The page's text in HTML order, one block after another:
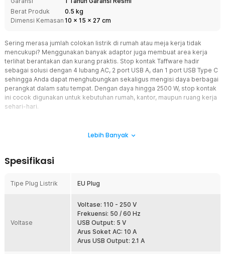
Berat Produk
0.5 kg
Dimensi Kemasan 10 x 15 x 27 cm
Sering merasa jumlah colokan listrik di rumah atau meja kerja tidak
mencukupi? Menggunakan banyak adaptor juga membuat area kerja
terlihat berantakan dan kurang praktis. Stop kontak Taffware hadir
sebagai solusi dengan 4 lubang AC, 2 port USB A, dan 1 port USB Type C
sehingga Anda dapat menghubungkan sekaligus mengisi daya berbagai
perangkat dalam satu tempat. Dengan daya hingga 2500 W, stop kontak
ini cocok digunakan untuk kebutuhan rumah, kantor, maupun ruang kerja
sehari-hari.
Anda dapat menghubungkan beberapa perangkat elektronik
Jarak antar soket dirancang agar adaptor berukuran besar tetap
dapat dipasang dengan nyaman. Sangat cocok digunakan untuk
2 Port USB A dan 1 USB Type C
Selain soket AC, tersedia 2 port USB A dan 1 port USB Type C yang
memudahkan pengisian daya smartphone, tablet, earphone TWS,
Lebih Banyak
Spesifikasi
Tipe Plug Listrik EU Plug
Voltase
Voltase: 110 - 250 V
Frekuensi: 50 / 60 Hz
USB Output: 5 V
Arus Soket AC: 10 A
Arus USB Output: 2.1 A